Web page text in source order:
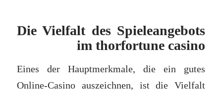
Die Vielfalt des Spieleangebots
im thorfortune casino
Eines der Hauptmerkmale, die ein gutes
Online-Casino auszeichnen, ist die Vielfalt